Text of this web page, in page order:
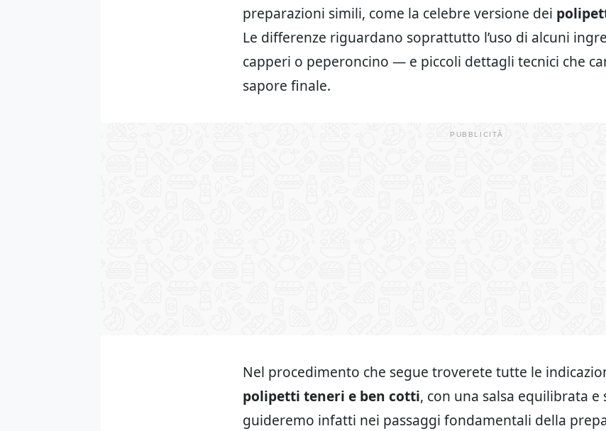
preparazioni simili, come la celebre versione dei
Le differenze riguardano soprattutto l’uso di alcuni
capperi o peperoncino — e piccoli dettagli tecnici che
sapore finale.
Nel procedimento che segue troverete tutte le
polipetti teneri e ben cotti, con una salsa equilibrata e
guideremo infatti nei passaggi fondamentali della